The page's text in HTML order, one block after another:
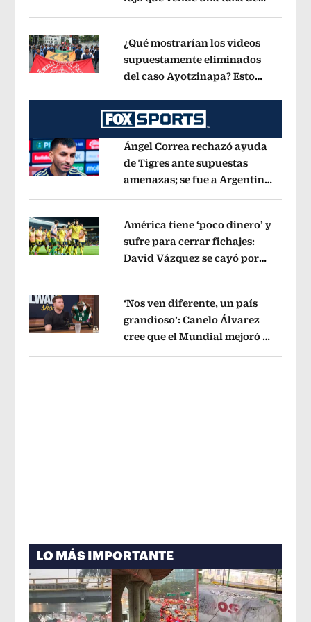
Opens in new window
Opens in new window
¿Qué mostrarían los videos
supuestamente eliminados
del caso Ayotzinapa? Esto
Opens in new window
Ángel Correa rechazó ayuda
de Tigres ante supuestas
amenazas; se fue a Argentina
Opens in new window
América tiene ‘poco dinero’ y
sufre para cerrar fichajes:
David Vázquez se cayó por
Opens in new window
‘Nos ven diferente, un país
grandioso’: Canelo Álvarez
cree que el Mundial mejoró la
LO MÁS IMPORTANTE